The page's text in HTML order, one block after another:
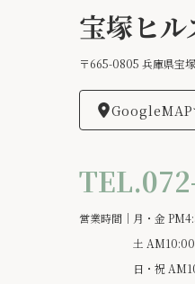
宝塚ヒル
〒665-0805 兵庫県宝
GoogleMAP
営業時間｜月・金
土 AM10:00～
日・祝 AM10:00